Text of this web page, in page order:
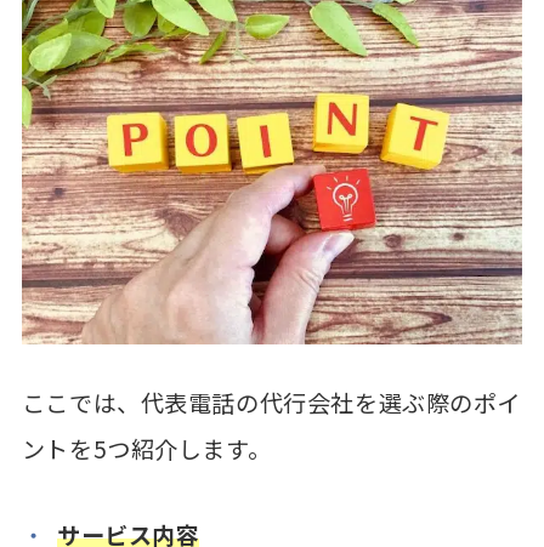
ここでは、代表電話の代行会社を選ぶ際のポイ
ントを5つ紹介します。
サービス内容